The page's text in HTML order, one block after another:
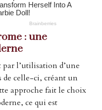
: une
l’utilisation d’une
de celle-ci, créant un
approche fait le choix
ce qui est